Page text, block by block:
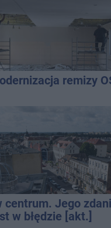
remizy
centrum. Jego
w błędzie [akt.]